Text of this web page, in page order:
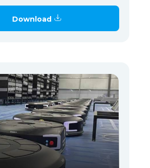
Download